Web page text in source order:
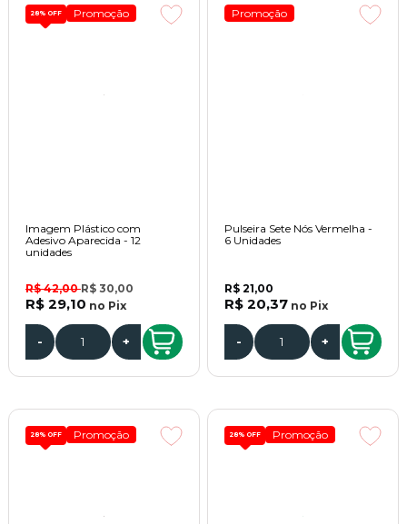
28% OFF Promoção
Imagem Plástico com
Adesivo Aparecida - 12
unidades
R$ 42,00R$ 30,00
R$ 29,10 no Pix
- +
Promoção
Pulseira Sete Nós Vermelha -
6 Unidades
R$ 21,00
R$ 20,37 no Pix
- +
28% OFF Promoção 28% OFF Promoção